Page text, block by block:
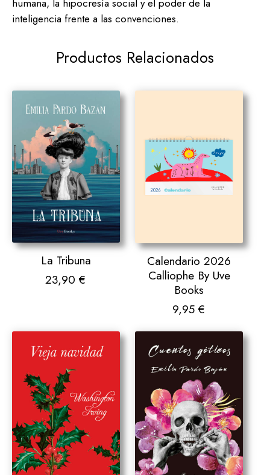
humana, la hipocresía social y el poder de la
inteligencia frente a las convenciones.
Productos Relacionados
La Tribuna
23,90 €
Calendario 2026
Calliophe By Uve
Books
9,95 €